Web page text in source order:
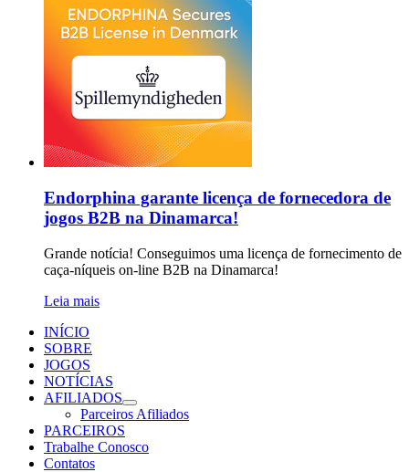
Endorphina garante licença de fornecedora de
jogos B2B na Dinamarca!
Grande notícia! Conseguimos uma licença de fornecimento de
caça-níqueis on-line B2B na Dinamarca!
Leia mais
INÍCIO
SOBRE
JOGOS
NOTÍCIAS
AFILIADOS
Parceiros Afiliados
PARCEIROS
Trabalhe Conosco
Contatos